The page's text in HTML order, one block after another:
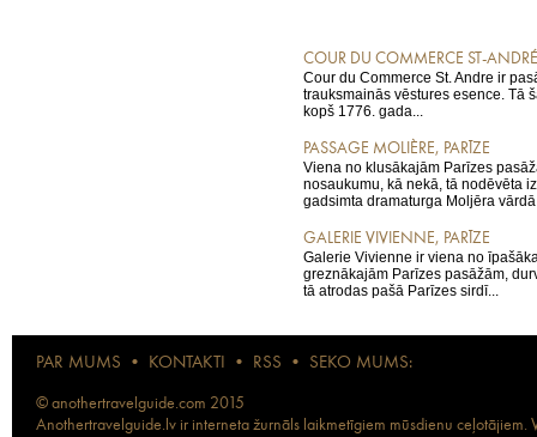
COUR DU COMMERCE ST-
Cour du Commerce St. Andre ir
trauksmainās vēstures esence. Tā
kopš 1776. gada...
PASSAGE MOLIÈRE, PARĪZE
Viena no klusākajām Parīzes
nosaukumu, kā nekā, tā nodēvēta
gadsimta dramaturga Moljēra
GALERIE VIVIENNE, PARĪZE
Galerie Vivienne ir viena no
greznākajām Parīzes pasāžām,
tā atrodas pašā Parīzes sirdī...
PAR MUMS • KONTAKTI • RSS • SEKO MUMS:
© anothertravelguide.com 2015
Anothertravelguide.lv ir interneta žurnāls laikmetīgiem mūsdienu